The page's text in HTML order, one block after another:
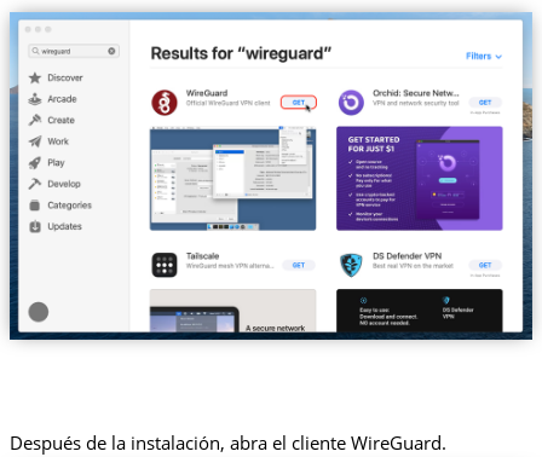
Después de la instalación, abra el cliente WireGuard.